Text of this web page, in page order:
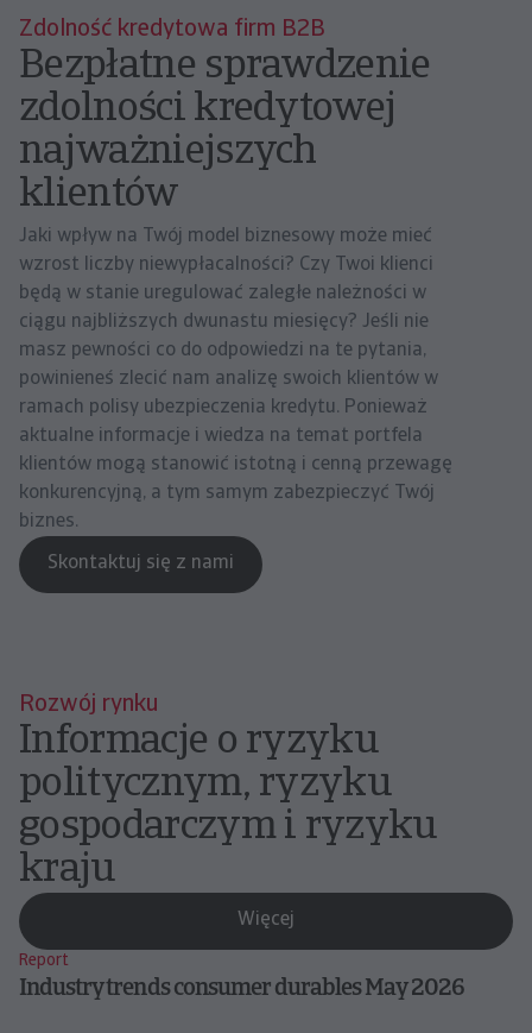
Zdolność kredytowa firm B2B
Bezpłatne sprawdzenie
zdolności kredytowej
najważniejszych
klientów
Jaki wpływ na Twój model biznesowy może mieć
wzrost liczby niewypłacalności? Czy Twoi klienci
będą w stanie uregulować zaległe należności w
ciągu najbliższych dwunastu miesięcy? Jeśli nie
masz pewności co do odpowiedzi na te pytania,
powinieneś zlecić nam analizę swoich klientów w
ramach polisy ubezpieczenia kredytu. Ponieważ
aktualne informacje i wiedza na temat portfela
klientów mogą stanowić istotną i cenną przewagę
konkurencyjną, a tym samym zabezpieczyć Twój
biznes.
Skontaktuj się z nami
Rozwój rynku
Informacje o ryzyku
politycznym, ryzyku
gospodarczym i ryzyku
kraju
Więcej
Report
Industry trends consumer durables May 2026